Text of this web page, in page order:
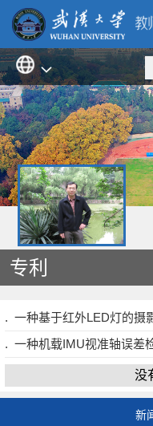
专利
. 一种基于红外LED灯的摄
. 一种机载IMU视准轴误差
没
新